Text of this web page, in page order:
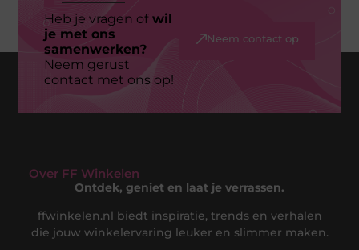
Heb je vragen ofwil
je met ons
samenwerken?
Neem gerust
contact met ons op!
Neem contact op
Over FF Winkelen
Ontdek, geniet en laat je verrassen.
ffwinkelen.nl biedt inspiratie, trends en verhalen
die jouw winkelervaring leuker en slimmer maken.